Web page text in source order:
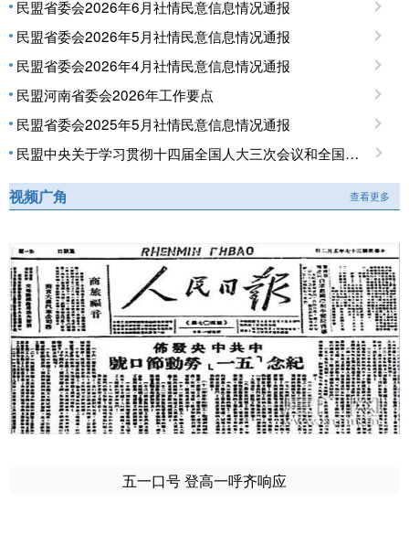
民盟省委会2026年6月社情民意信息情况通报
民盟省委会2026年5月社情民意信息情况通报
民盟省委会2026年4月社情民意信息情况通报
民盟河南省委会2026年工作要点
民盟省委会2025年5月社情民意信息情况通报
民盟中央关于学习贯彻十四届全国人大三次会议和全国政协十四届三次会议精神的决定
视频广角 查看更多
五一口号 登高一呼齐响应